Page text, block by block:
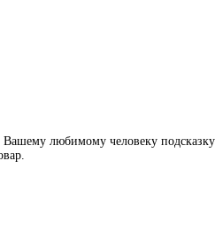
любимому человеку подсказку